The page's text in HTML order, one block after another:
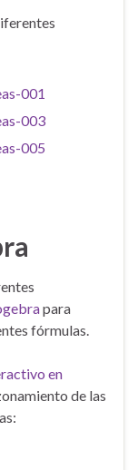
para
fórmulas.
en
de las